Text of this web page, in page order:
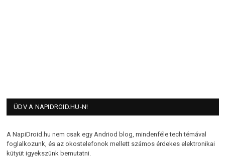
ÜDV A NAPIDROID.HU-N!
A NapiDroid.hu nem csak egy Andriod blog, mindenféle tech témával
foglalkozunk, és az okostelefonok mellett számos érdekes elektronikai
kütyüt igyekszünk bemutatni.